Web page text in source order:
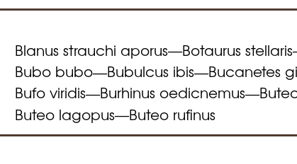
Blanus strauchi aporus—Botaurus stellaris
Bubo bubo—Bubulcus ibis—Bucanetes
Bufo viridis—Burhinus oedicnemus—
Buteo lagopus—Buteo rufinus